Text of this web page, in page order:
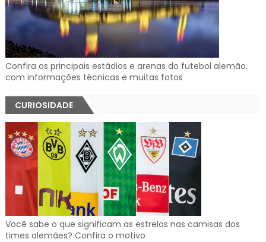
Confira os principais estádios e arenas do futebol alemão,
com informações técnicas e muitas fotos
CURIOSIDADE
Você sabe o que significam as estrelas nas camisas dos
times alemães? Confira o motivo